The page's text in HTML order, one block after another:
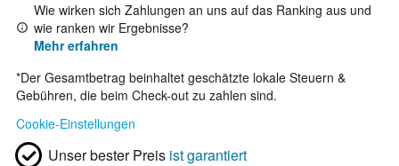
Wie wirken sich Zahlungen an uns auf das Ranking aus und
wie ranken wir Ergebnisse?
Mehr erfahren
*Der Gesamtbetrag beinhaltet geschätzte lokale Steuern &
Gebühren, die beim Check-out zu zahlen sind.
Cookie-Einstellungen
Unser bester Preis ist garantiert